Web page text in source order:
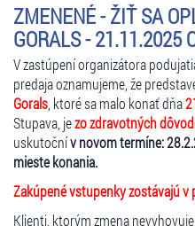
ZMENENÉ - ŽIŤ SA
GORALS - 21.11.2025
V zastúpení organizátora
predaja oznamujeme, že
Gorals , ktoré sa malo konať dňa
Stupava, jezo zdravotných
uskutočnív novom termíne:
mieste konania.
Zakúpené vstupenky zostávajú v
Klienti, ktorým zmena